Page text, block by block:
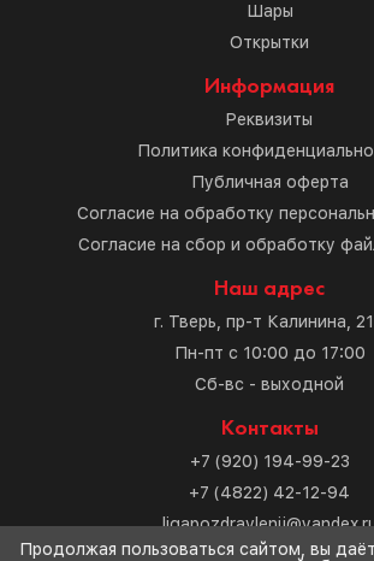
Шары
Открытки
Информация
Реквизиты
Политика
Публичная оферта
Согласие на обработку
Согласие на сбор и обработку
Наш адрес
г. Тверь, пр-т Калинина,
Пн-пт с 10:00 до 17:00
Сб-вс - выходной
Контакты
+7 (920) 194-99-23
+7 (4822) 42-12-94
Продолжая пользоваться сайтом, вы